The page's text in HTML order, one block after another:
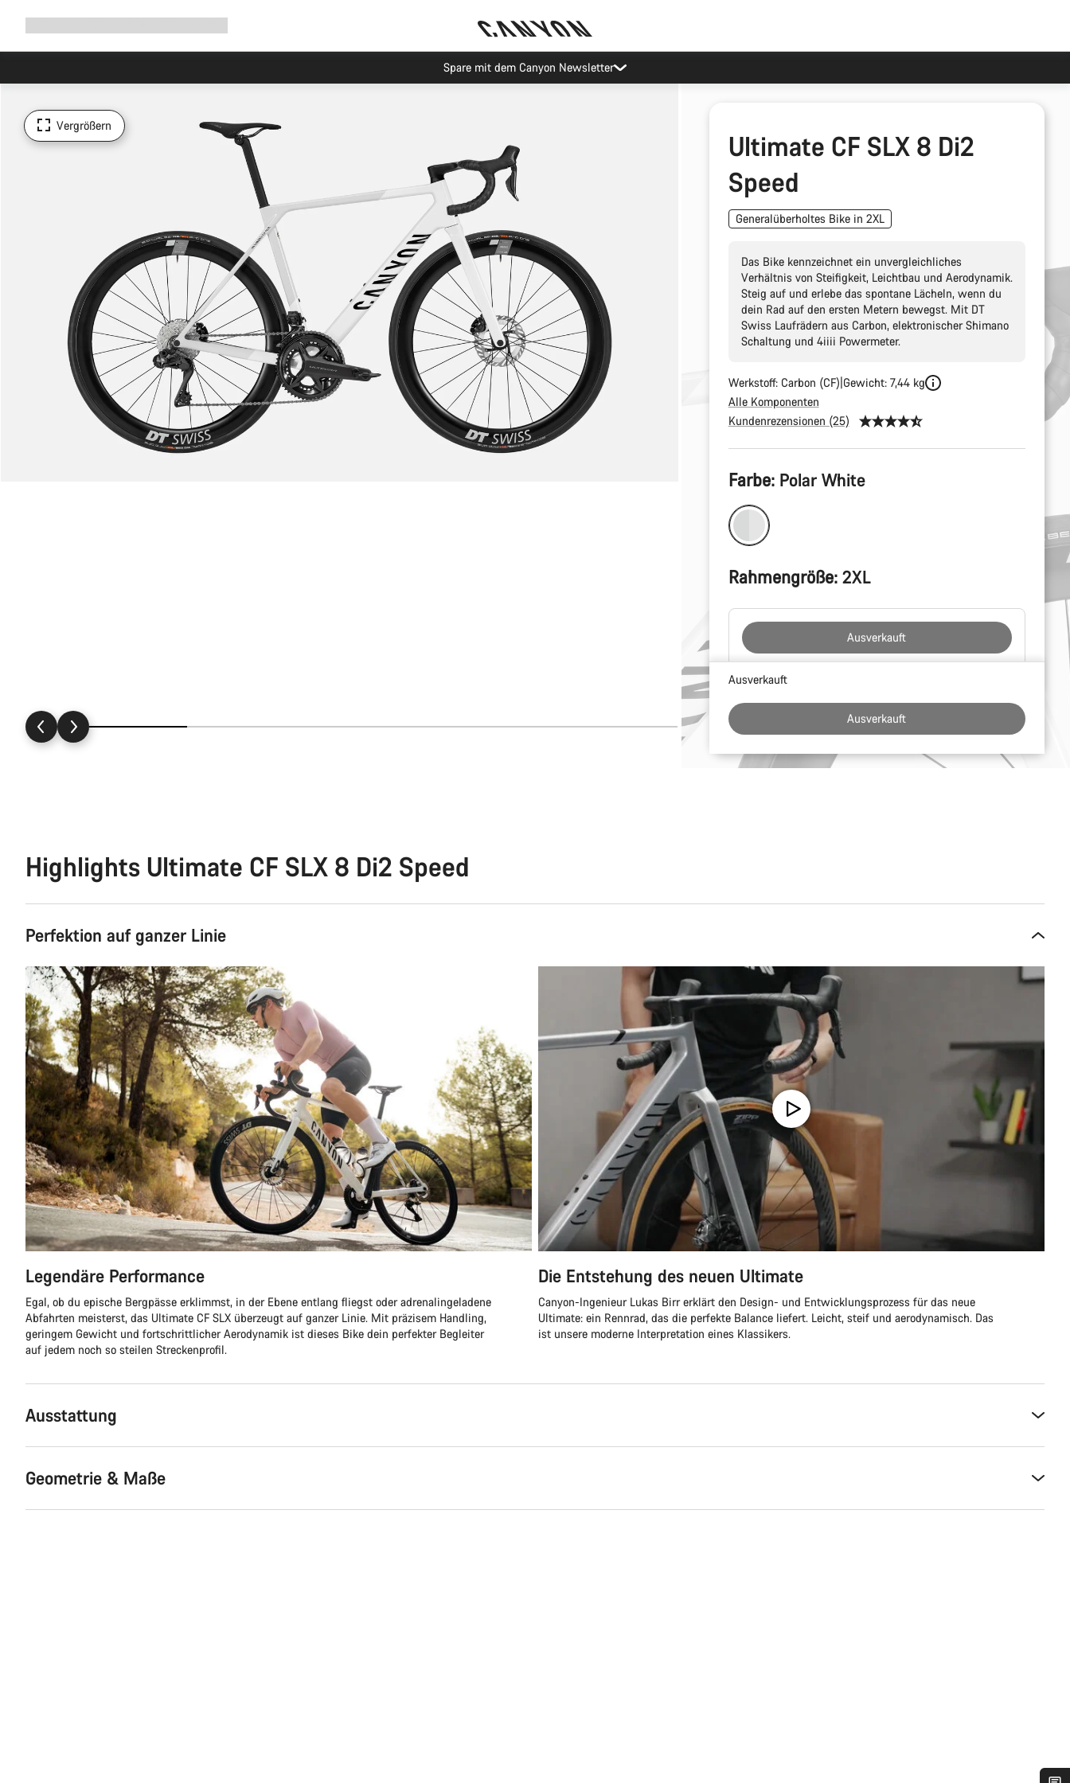
Spare mit dem Canyon Newsletter
Vergrößern
Ultimate CF SLX 8 Di2
Speed
Generalüberholtes Bike in 2XL
Das Bike kennzeichnet ein unvergleichliches
Verhältnis von Steifigkeit, Leichtbau und Aerodynamik.
Steig auf und erlebe das spontane Lächeln, wenn du
dein Rad auf den ersten Metern bewegst. Mit DT
Swiss Laufrädern aus Carbon, elektronischer Shimano
Schaltung und 4iiii Powermeter.
Werkstoff: Carbon (CF) Gewicht: 7,44 kg
Alle Komponenten
Kundenrezensionen (25)
Produktkonfiguration
Farbe: Polar White
Rahmengröße: 2XL
Ausverkauft
Kaufargumente
Ausverkauft
Ausverkauft
Highlights Ultimate CF SLX 8 Di2 Speed
Perfektion auf ganzer Linie
Legendäre Performance
Egal, ob du epische Bergpässe erklimmst, in der Ebene entlang fliegst oder adrenalingeladene
Abfahrten meisterst, das Ultimate CF SLX überzeugt auf ganzer Linie. Mit präzisem Handling,
geringem Gewicht und fortschrittlicher Aerodynamik ist dieses Bike dein perfekter Begleiter
auf jedem noch so steilen Streckenprofil.
Die Entstehung des neuen Ultimate
Canyon-Ingenieur Lukas Birr erklärt den Design- und Entwicklungsprozess für das neue
Ultimate: ein Rennrad, das die perfekte Balance liefert. Leicht, steif und aerodynamisch. Das
ist unsere moderne Interpretation eines Klassikers.
Ausstattung
Geometrie & Maße